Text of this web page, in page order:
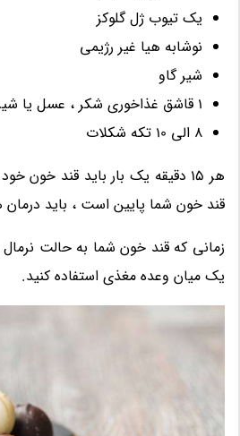
یک تیوب ژل گلوکز
نوشابه هیا غیر رژیمی
شیر گاو
1 قاشق غذاخوری شکر ، عسل یا شیره ذرت
8 الی 10 تکه شکلات
هر 15 دقیقه یک بار باید قند خون
قند خون شما پایین است ، باید درمان
زمانی که قند خون شما به حالت
یک میان وعده مغذی استفاده کنید.